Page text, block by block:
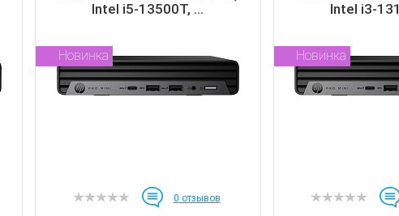
Intel i5-13500T, ...
Новинка
0 отзывов
Intel i3-
Новинка